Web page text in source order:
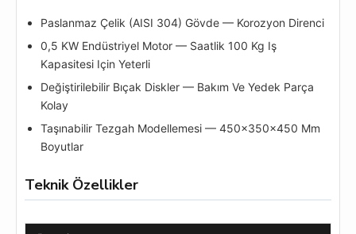
Paslanmaz Çelik (AISI 304) Gövde — Korozyon Direnci
0,5 KW Endüstriyel Motor — Saatlik 100 Kg Iş
Kapasitesi Için Yeterli
Değiştirilebilir Bıçak Diskler — Bakım Ve Yedek Parça
Kolay
Taşınabilir Tezgah Modellemesi — 450×350×450 Mm
Boyutlar
Teknik Özellikler